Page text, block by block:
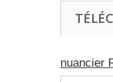
nuancier